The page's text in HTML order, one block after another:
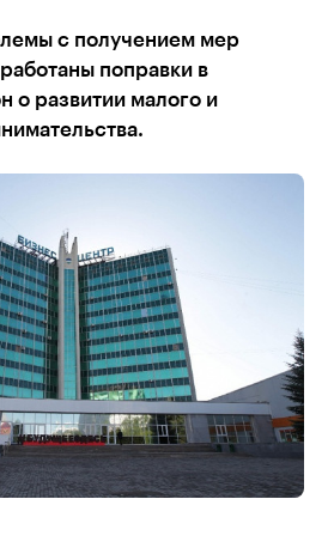
с получением мер
поправки в
о развитии малого и